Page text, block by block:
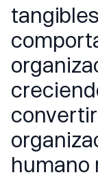
humano